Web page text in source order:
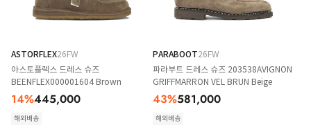
ASTORFLEX26FW
아스토플렉스 드레스 슈즈
BEENFLEX000001604 Brown
14%445,000
해외배송
PARABOOT26FW
파라부트 드레스 슈즈 203538AVIGNON
GRIFFMARRON VEL BRUN Beige
43%581,000
해외배송